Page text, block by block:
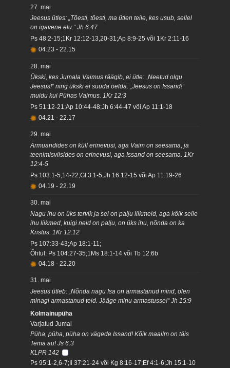
27. mai
Jeesus ütles: „Tõesti, tõesti, ma ütlen teile, kes usub, sellel
on igavene elu.“ Jh 6:47
Ps 48:2-15;1Kr 12:12-13,20-31;Ap 8:9-25 või 1Kr 2:11-16
04.23 - 22.15
28. mai
Ükski, kes Jumala Vaimus räägib, ei ütle: „Neetud olgu
Jeesus!“ ning ükski ei suuda öelda: „Jeesus on Issand!“
muidu kui Pühas Vaimus. 1Kr 12:3
Ps 51:12-21;Ap 10:44-48;Jh 6:44-47 või Ap 11:1-18
04.21 - 22.17
29. mai
Armuandides on küll erinevusi, aga Vaim on seesama, ja
teenimisviisides on erinevusi, aga Issand on seesama. 1Kr
12:4-5
Ps 103:1-5,14-22;Gl 3:1-5;Jh 16:12-15 või Ap 11:19-26
04.19 - 22.19
30. mai
Nagu ihu on üks tervik ja sel on palju liikmeid, aga kõik selle
ihu liikmed, kuigi neid on palju, on üks ihu, nõnda on ka
Kristus. 1Kr 12:12
Ps 107:33-43;Ap 18:1-11;
Õhtul: Ps 104:27-35;1Ms 18:1-14 või Tb 12:6b
04.18 - 22.20
31. mai
Jeesus ütleb: „Nõnda nagu Isa on armastanud mind, olen
minagi armastanud teid. Jääge minu armastusse!“ Jh 15:9
Kolmainupüha
Varjatud Jumal
Püha, püha, püha on vägede Issand! Kõik maailm on täis
Tema au! Js 6:3
KLPR 142
Ps 95:1-2,6-7;Ii 37:21-24 või Kg 8:16-17;Ef 4:1-6;Jh 15:1-10